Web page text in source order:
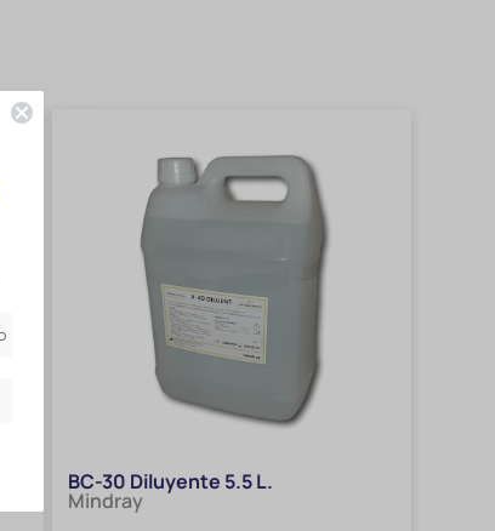
BC-30 Diluyente 5.5 L.
Mindray